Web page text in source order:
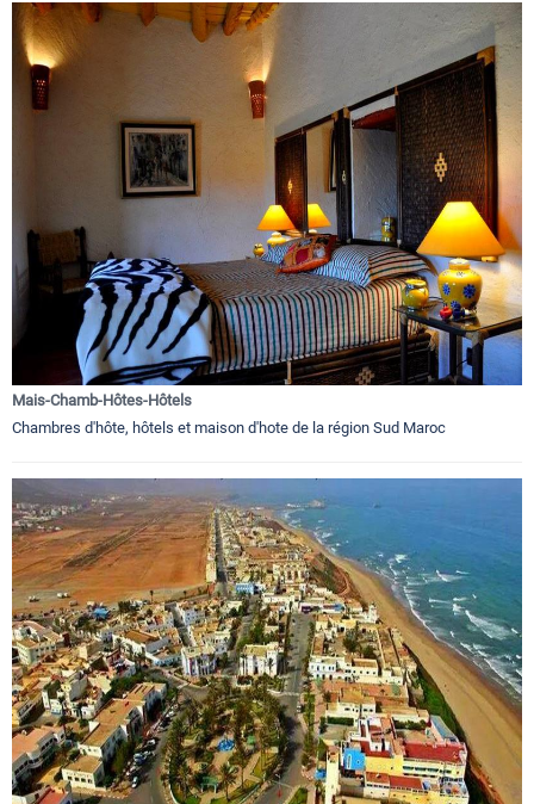
Mais-Chamb-Hôtes-Hôtels
Chambres d'hôte, hôtels et maison d'hote de la région Sud Maroc